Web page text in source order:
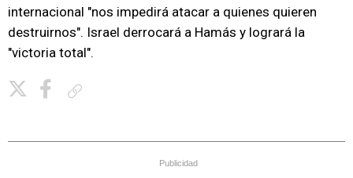
internacional "nos impedirá atacar a quienes quieren
destruirnos". Israel derrocará a Hamás y logrará la
"victoria total".
Publicidad